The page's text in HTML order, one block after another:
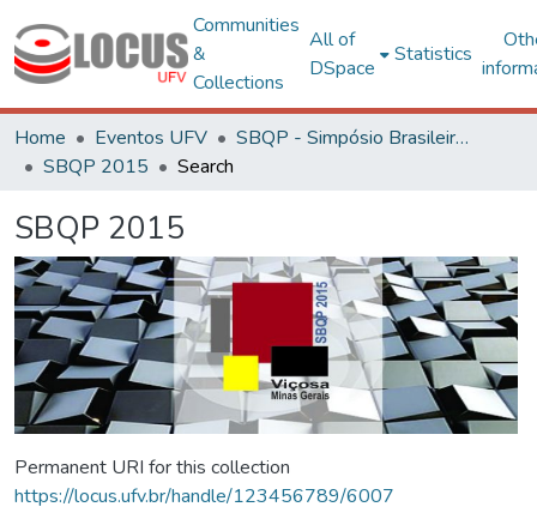
Communities
&
Collections
All of
DSpace
Statistics
Home Eventos UFV
SBQP - Simpósio Brasileiro de Qualidade do Projeto no Ambiente Construído
SBQP 2015
Search
SBQP 2015
Permanent URI for this collection
https://locus.ufv.br/handle/123456789/6007